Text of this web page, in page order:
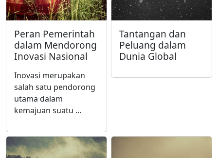
Peran Pemerintah
dalam Mendorong
Inovasi Nasional
Inovasi merupakan
salah satu pendorong
utama dalam
kemajuan suatu ...
Tantangan dan
Peluang dalam
Dunia Global